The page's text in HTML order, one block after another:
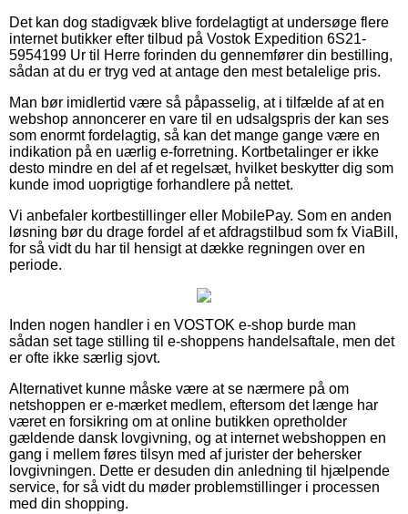
Det kan dog stadigvæk blive fordelagtigt at undersøge flere
internet butikker efter tilbud på Vostok Expedition 6S21-
5954199 Ur til Herre forinden du gennemfører din bestilling,
sådan at du er tryg ved at antage den mest betalelige pris.
Man bør imidlertid være så påpasselig, at i tilfælde af at en
webshop annoncerer en vare til en udsalgspris der kan ses
som enormt fordelagtig, så kan det mange gange være en
indikation på en uærlig e-forretning. Kortbetalinger er ikke
desto mindre en del af et regelsæt, hvilket beskytter dig som
kunde imod uoprigtige forhandlere på nettet.
Vi anbefaler kortbestillinger eller MobilePay. Som en anden
løsning bør du drage fordel af et afdragstilbud som fx ViaBill,
for så vidt du har til hensigt at dække regningen over en
periode.
Inden nogen handler i en VOSTOK e-shop burde man
sådan set tage stilling til e-shoppens handelsaftale, men det
er ofte ikke særlig sjovt.
Alternativet kunne måske være at se nærmere på om
netshoppen er e-mærket medlem, eftersom det længe har
været en forsikring om at online butikken opretholder
gældende dansk lovgivning, og at internet webshoppen en
gang i mellem føres tilsyn med af jurister der behersker
lovgivningen. Dette er desuden din anledning til hjælpende
service, for så vidt du møder problemstillinger i processen
med din shopping.